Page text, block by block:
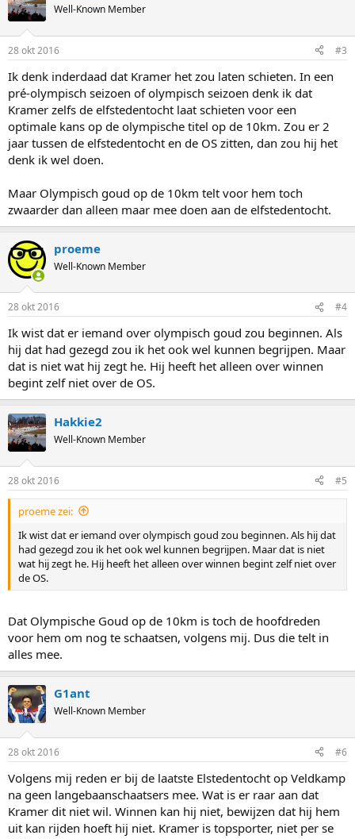
Well-Known Member
28 okt 2016 #3
Ik denk inderdaad dat Kramer het zou laten schieten. In een
pré-olympisch seizoen of olympisch seizoen denk ik dat
Kramer zelfs de elfstedentocht laat schieten voor een
optimale kans op de olympische titel op de 10km. Zou er 2
jaar tussen de elfstedentocht en de OS zitten, dan zou hij het
denk ik wel doen.
Maar Olympisch goud op de 10km telt voor hem toch
zwaarder dan alleen maar mee doen aan de elfstedentocht.
proeme
Well-Known Member
28 okt 2016 #4
Ik wist dat er iemand over olympisch goud zou beginnen. Als
hij dat had gezegd zou ik het ook wel kunnen begrijpen. Maar
dat is niet wat hij zegt he. Hij heeft het alleen over winnen
begint zelf niet over de OS.
Hakkie2
Well-Known Member
28 okt 2016 #5
proeme zei:
Ik wist dat er iemand over olympisch goud zou beginnen. Als hij dat
had gezegd zou ik het ook wel kunnen begrijpen. Maar dat is niet
wat hij zegt he. Hij heeft het alleen over winnen begint zelf niet over
de OS.
Dat Olympische Goud op de 10km is toch de hoofdreden
voor hem om nog te schaatsen, volgens mij. Dus die telt in
alles mee.
G1ant
Well-Known Member
28 okt 2016 #6
Volgens mij reden er bij de laatste Elstedentocht op Veldkamp
na geen langebaanschaatsers mee. Wat is er raar aan dat
Kramer dit niet wil. Winnen kan hij niet, bewijzen dat hij hem
uit kan rijden hoeft hij niet. Kramer is topsporter, niet per se